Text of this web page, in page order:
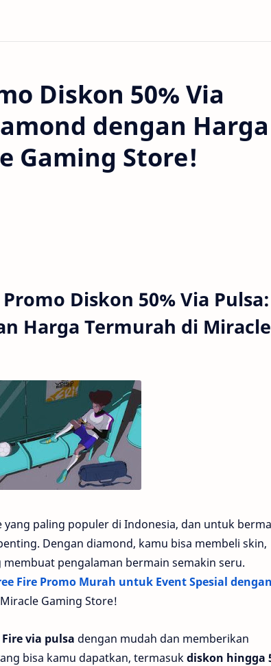
Diskon 50% Via
dengan Harga
Gaming Store!
Diskon 50% Via Pulsa:
Harga Termurah di Miracle
yang paling populer di Indonesia, dan untuk
Dengan diamond, kamu bisa membeli skin,
pengalaman bermain semakin seru.
Fire Promo Murah untuk Event Spesial dengan
Gaming Store!
via pulsa dengan mudah dan memberikan
bisa kamu dapatkan, termasukdiskon hingga